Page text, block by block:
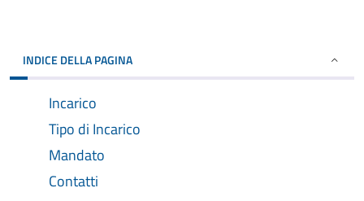
INDICE DELLA PAGINA
Incarico
Tipo di Incarico
Mandato
Contatti